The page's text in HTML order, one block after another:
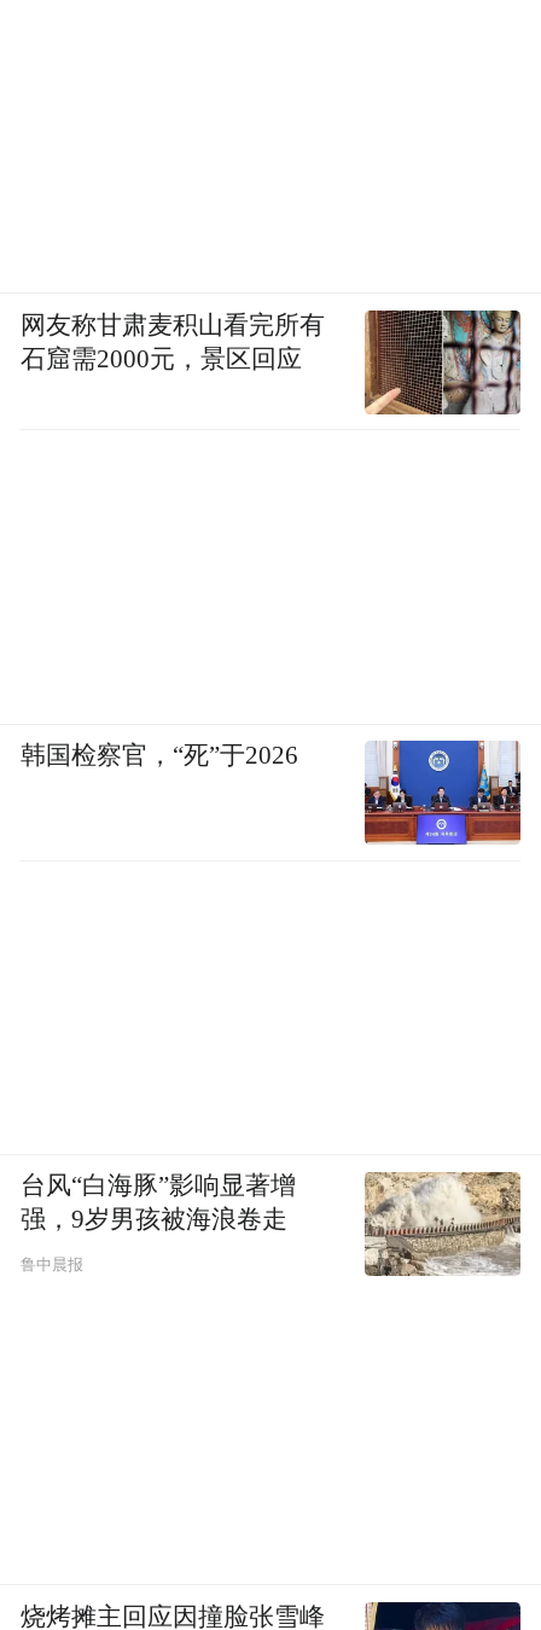
网友称甘肃麦积山看完所有
石窟需2000元，景区回应
韩国检察官，“死”于2026
台风“白海豚”影响显著增
强，9岁男孩被海浪卷走
鲁中晨报
烧烤摊主回应因撞脸张雪峰